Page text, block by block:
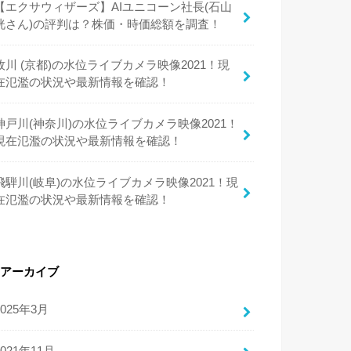
エクサウィザーズ】AIユニコーン社長(石山
さん)の評判は？株価・時価総額を調査！
川 (京都)の水位ライブカメラ映像2021！現
氾濫の状況や最新情報を確認！
戸川(神奈川)の水位ライブカメラ映像2021！
在氾濫の状況や最新情報を確認！
騨川(岐阜)の水位ライブカメラ映像2021！現
氾濫の状況や最新情報を確認！
アーカイブ
年3月